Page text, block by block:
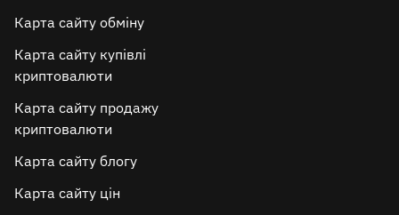
Карта сайту обміну
Карта сайту купівлі
криптовалюти
Карта сайту продажу
криптовалюти
Карта сайту блогу
Карта сайту цін